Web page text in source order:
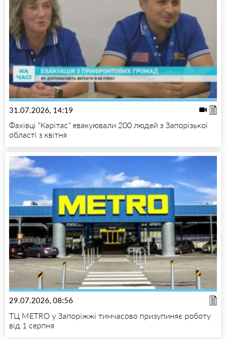
31.07.2026, 14:19
Фахівці “Карітас” евакуювали 200 людей з Запорізької
області з квітня
29.07.2026, 08:56
ТЦ METRO у Запоріжжі тимчасово призупиняє роботу
від 1 серпня